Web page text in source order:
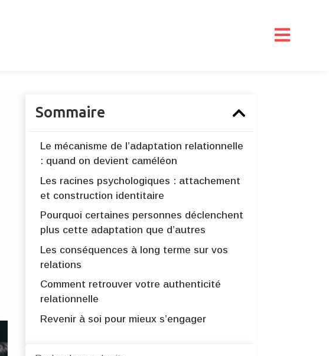
Sommaire
Le mécanisme de l’adaptation relationnelle
: quand on devient caméléon
Les racines psychologiques : attachement
et construction identitaire
Pourquoi certaines personnes déclenchent
plus cette adaptation que d’autres
Les conséquences à long terme sur vos
relations
Comment retrouver votre authenticité
relationnelle
Revenir à soi pour mieux s’engager